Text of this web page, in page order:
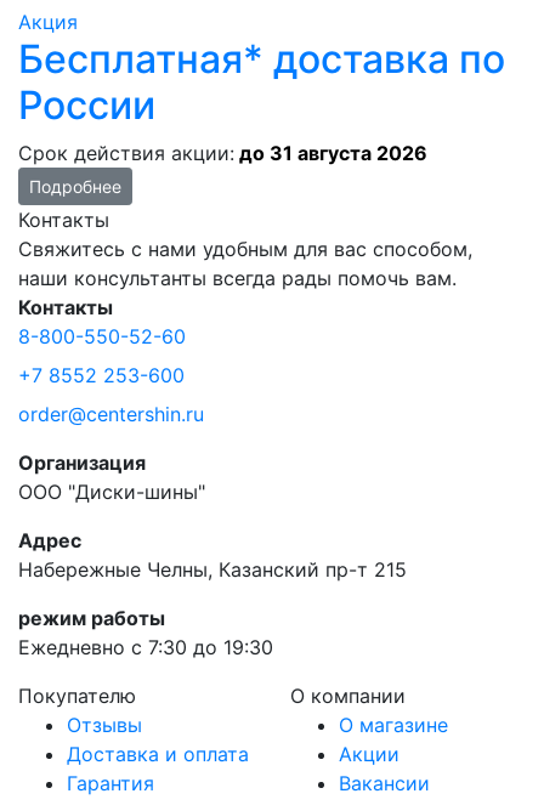
Акция
Бесплатная* доставка по
России
Срок действия акции: до 31 августа 2026
Подробнее
Контакты
Свяжитесь с нами удобным для вас способом,
наши консультанты всегда рады помочь вам.
Контакты
8-800-550-52-60
+7 8552 253-600
order@centershin.ru
Организация
ООО "Диски-шины"
Адрес
Набережные Челны, Казанский пр-т 215
режим работы
Ежедневно с 7:30 до 19:30
Покупателю
Отзывы
Доставка и оплата
Гарантия
О компании
О магазине
Акции
Вакансии